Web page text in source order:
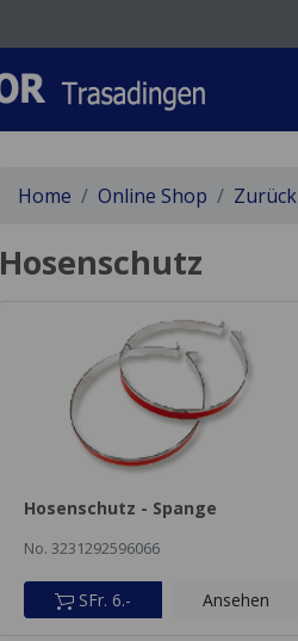
Home Online Shop Zurück
Hosenschutz
Hosenschutz - Spange
No. 3231292596066
SFr. 6.- Ansehen